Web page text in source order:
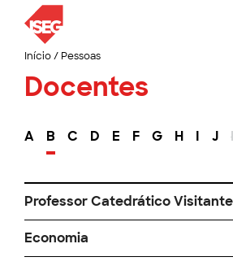
Início/ Pessoas
Docentes
A B C D E F G H I J
Professor Catedrático Visitante
Economia